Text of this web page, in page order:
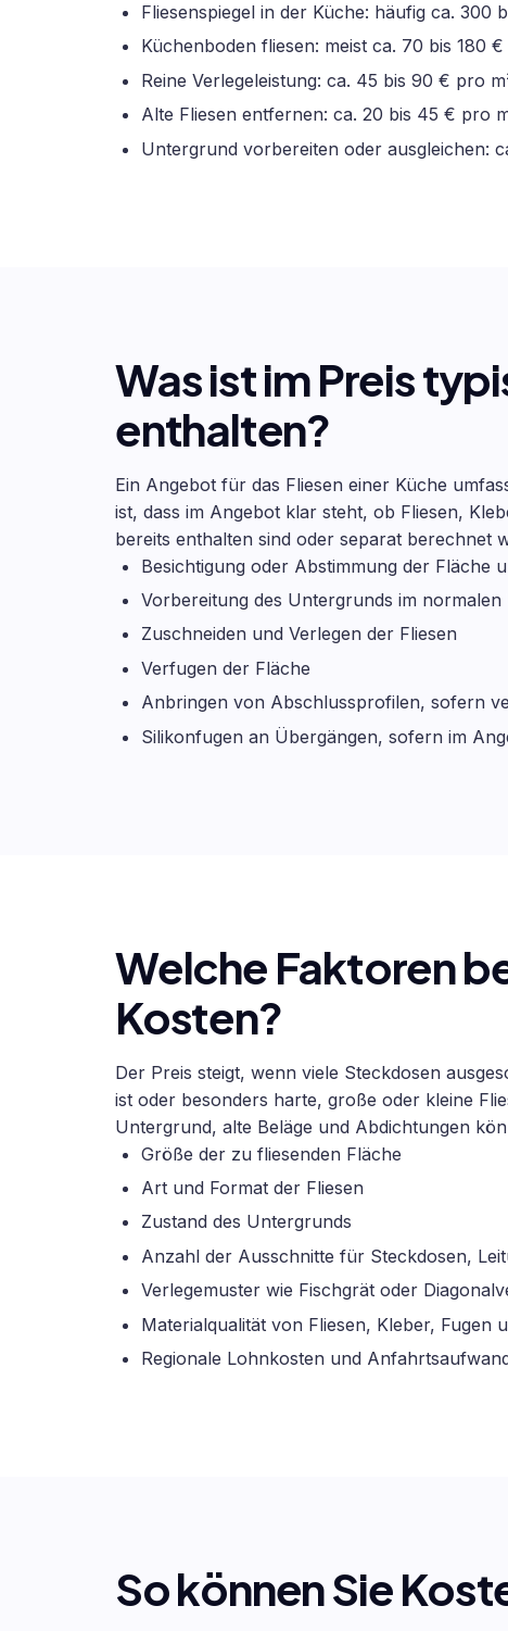
Fliesenspiegel in der Küche: häufig ca. 300
Küchenboden fliesen: meist ca. 70 bis 180
Reine Verlegeleistung: ca. 45 bis 90 € pro
Alte Fliesen entfernen: ca. 20 bis 45 € pro
Untergrund vorbereiten oder ausgleichen:
Was ist im Preis
enthalten?
Ein Angebot für das Fliesen einer Küche
ist, dass im Angebot klar steht, ob Fliesen,
bereits enthalten sind oder separat berechnet
Besichtigung oder Abstimmung der Fläche
Vorbereitung des Untergrunds im normalen
Zuschneiden und Verlegen der Fliesen
Verfugen der Fläche
Anbringen von Abschlussprofilen, sofern
Silikonfugen an Übergängen, sofern im
Welche Faktoren
Kosten?
Der Preis steigt, wenn viele Steckdosen
ist oder besonders harte, große oder kleine
Untergrund, alte Beläge und Abdichtungen
Größe der zu fliesenden Fläche
Art und Format der Fliesen
Zustand des Untergrunds
Anzahl der Ausschnitte für Steckdosen,
Verlegemuster wie Fischgrät oder
Materialqualität von Fliesen, Kleber, Fugen
Regionale Lohnkosten und
So können Sie